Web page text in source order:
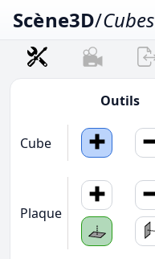
Scène3D/Cubes
Outils
Cube
Plaque